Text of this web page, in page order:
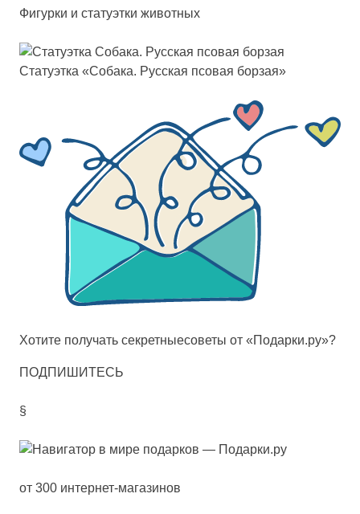
Фигурки и статуэтки животных
Ста­ту­эт­ка «Соба­ка. Рус­ская псо­вая бор­зая»
Хотите получать секретныесоветы от «Подарки.ру»?
ПОДПИШИТЕСЬ
§
от 300 интернет-магазинов